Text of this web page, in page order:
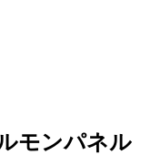
モンパネル